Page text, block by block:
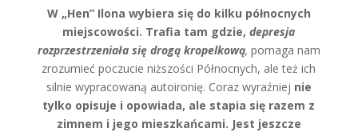
W „Hen” Ilona wybiera się do kilku północnych
miejscowości. Trafia tam gdzie,depresja
rozprzestrzeniała się drogą kropelkową, pomaga nam
zrozumieć poczucie niższości Północnych, ale też ich
silnie wypracowaną autoironię. Coraz wyraźniej nie
tylko opisuje i opowiada, ale stapia się razem z
zimnem i jego mieszkańcami. Jest jeszcze